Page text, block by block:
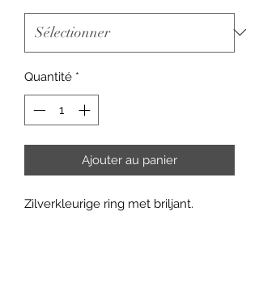
Quantité *
Ajouter au panier
Zilverkleurige ring met briljant.